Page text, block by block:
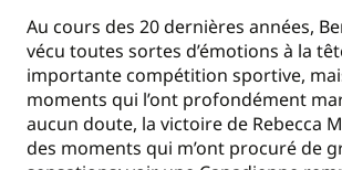
Au cours des 20 dernières années,
vécu toutes sortes d’émotions à la
importante compétition sportive,
moments qui l’ont profondément
aucun doute, la victoire de Rebecca
des moments qui m’ont procuré de